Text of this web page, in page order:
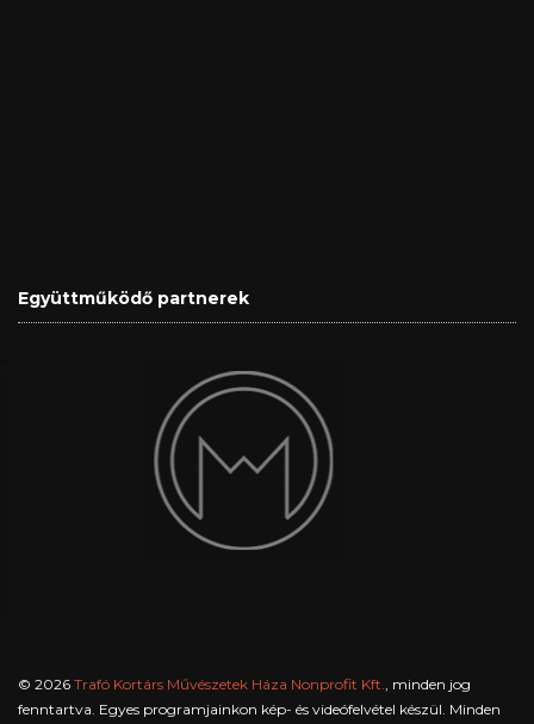
Együttműködő partnerek
© 2026 Trafó Kortárs Művészetek Háza Nonprofit Kft., minden jog
fenntartva. Egyes programjainkon kép- és videófelvétel készül. Minden